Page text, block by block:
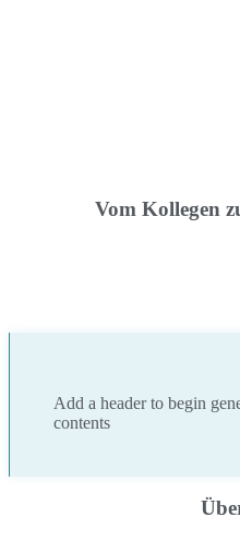
Vom Kollegen
Add a header to begin
contents